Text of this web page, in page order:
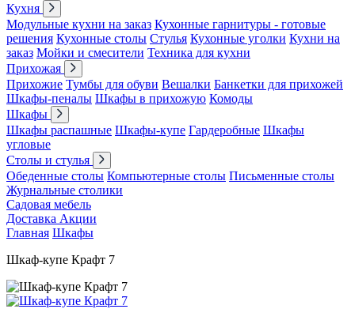
Кухня
Модульные кухни на заказ Кухонные гарнитуры - готовые
решения Кухонные столы Стулья Кухонные уголки Кухни на
заказ Мойки и смесители Техника для кухни
Прихожая
Прихожие Тумбы для обуви Вешалки Банкетки для прихожей
Шкафы-пеналы Шкафы в прихожую Комоды
Шкафы
Шкафы распашные Шкафы-купе Гардеробные Шкафы
угловые
Столы и стулья
Обеденные столы Компьютерные столы Письменные столы
Журнальные столики
Садовая мебель
Доставка Акции
Главная Шкафы
Шкаф-купе Крафт 7